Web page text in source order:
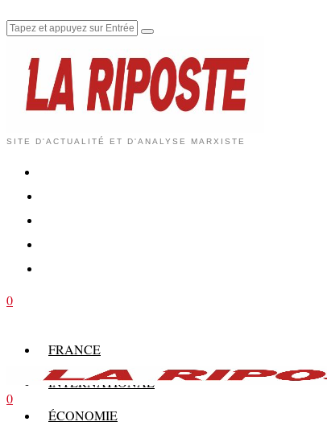
SITE D'ACTUALITÉ ET D'ANALYSE MARXISTE
0
FRANCE
INTERNATIONAL
ÉCONOMIE
0